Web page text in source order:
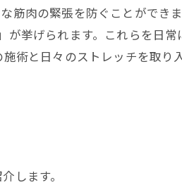
筋肉の緊張を防ぐことができ
挙げられます。これらを日常
術と日々のストレッチを取り
します。